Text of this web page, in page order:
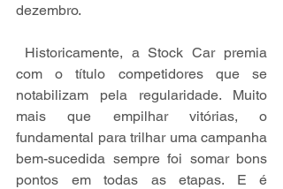
dezembro.
com o título competidores que se
notabilizam pela regularidade. Muito
mais que empilhar vitórias, o
fundamental para trilhar uma campanha
bem-sucedida sempre foi somar bons
pontos em todas as etapas. E é